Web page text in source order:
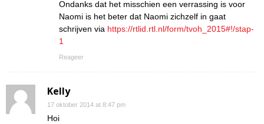
Ondanks dat het misschien een verrassing is voor
Naomi is het beter dat Naomi zichzelf in gaat
schrijven via https://rtlid.rtl.nl/form/tvoh_2015#!/stap-
1
Reageer
Kelly
17 oktober 2014 at 8:47 pm
Hoi